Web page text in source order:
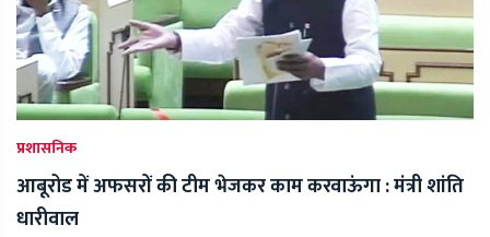
प्रशासनिक
आबूरोड में अफसरों की टीम भेजकर काम करवाऊंगा : मंत्री शांति
धारीवाल